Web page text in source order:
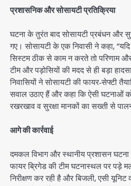
प्रशासनिक और सोसायटी प्रतिक्रिया
घटना के तुरंत बाद सोसायटी प्रबंधन और
गए। सोसायटी के एक निवासी ने कहा,
सिस्टम ठीक से काम न करते तो परिणाम
टीम और पड़ोसियों की मदद से ही बड़ा
निवासियों ने सोसायटी की फायर‑सेफ्टी
सवाल उठाए हैं और कहा कि ऐसी घटनाओं
रखरखाव व सुरक्षा मानकों का सख्ती से
आगे की कार्रवाई
दमकल विभाग और स्थानीय प्रशासन
फायर ब्रिगेड की टीम घटनास्थल पर पड़े
निरीक्षण कर रही है और बिजली, एसी